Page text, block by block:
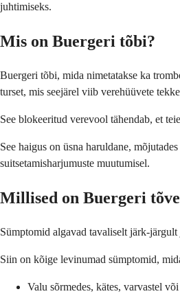
juhtimiseks.
Mis on Buergeri tõbi?
Buergeri tõbi, mida nimetatakse ka
turset, mis seejärel viib verehüüvete
See blokeeritud verevool tähendab, et
See haigus on üsna haruldane,
suitsetamisharjumuste muutumisel.
Millised on Buergeri
Sümptomid algavad tavaliselt järk-
Siin on kõige levinumad sümptomid,
Valu sõrmedes, kätes, varvastel